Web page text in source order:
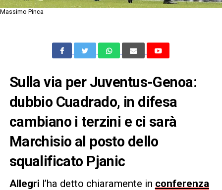
Massimo Pinca
Sulla via per Juventus-Genoa:
dubbio Cuadrado, in difesa
cambiano i terzini e ci sarà
Marchisio al posto dello
squalificato Pjanic
Allegri l’ha detto chiaramente in conferenza